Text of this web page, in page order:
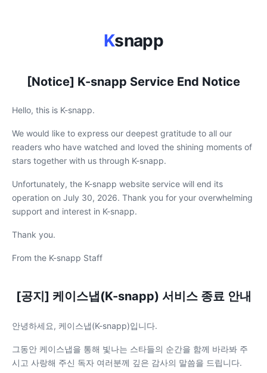
Ksnapp
[Notice] K-snapp Service End Notice
Hello, this is K-snapp.
We would like to express our deepest gratitude to all our
readers who have watched and loved the shining moments of
stars together with us through K-snapp.
Unfortunately, the K-snapp website service will end its
operation on July 30, 2026. Thank you for your overwhelming
support and interest in K-snapp.
Thank you.
From the K-snapp Staff
[공지] 케이스냅(K-snapp) 서비스 종료 안내
안녕하세요, 케이스냅(K-snapp)입니다.
그동안 케이스냅을 통해 빛나는 스타들의 순간을 함께 바라봐 주
시고 사랑해 주신 독자 여러분께 깊은 감사의 말씀을 드립니다.